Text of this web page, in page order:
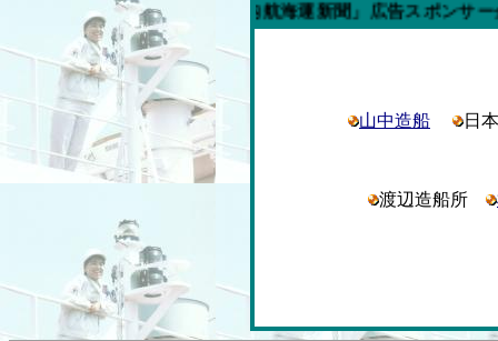
今週の「内航海運新聞」広告スポンサー企業
山中造船 日
渡辺造船所